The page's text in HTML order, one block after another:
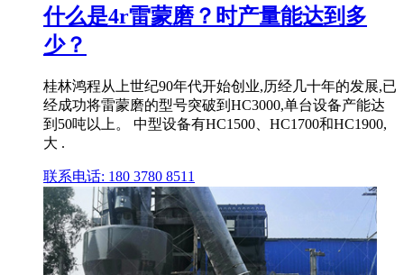
什么是4r雷蒙磨？时产量能达到多
少？
桂林鸿程从上世纪90年代开始创业,历经几十年的发展,已
经成功将雷蒙磨的型号突破到HC3000,单台设备产能达
到50吨以上。 中型设备有HC1500、HC1700和HC1900,
大 .
联系电话: 180 3780 8511